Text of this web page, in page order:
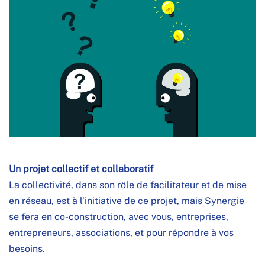
Un projet collectif et collaboratif
La collectivité, dans son rôle de facilitateur et de mise
en réseau, est à l’initiative de ce projet, mais Synergie
se fera en co-construction, avec vous, entreprises,
entrepreneurs, associations, et pour répondre à vos
besoins.